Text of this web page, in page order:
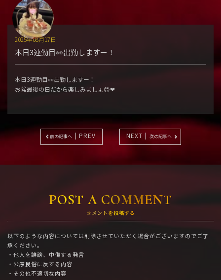
本日3連勤目👀出勤しますー！
2025年08月17日
本日3連勤目👀出勤しますー！
お盆最後の日だから楽しみましょ😊❤︎
前の記事へ | PREV NEXT | 次の記事へ
POST A COMMENT
コメントを投稿する
以下のような内容については削除させていただく場合がございますのでご了
承ください。
・他人を誹謗、中傷する発言
・公序良俗に反する内容
・その他不適切な内容